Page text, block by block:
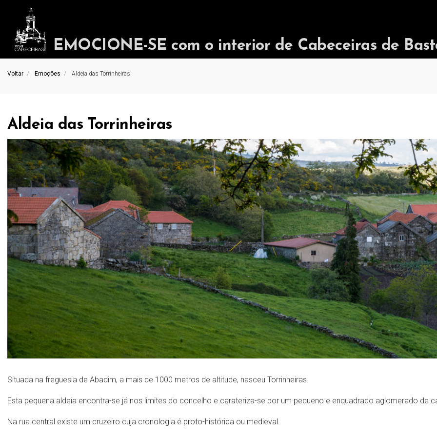
EMOCIONE-SE com o interior de Cabeceiras de
Voltar Emoções Aldeia das Torrinheiras
Aldeia das Torrinheiras
Situada na freguesia de Abadim, a mais de 1000 metros de altitude, nasceu Torrinheiras.
Esta pequena aldeia encontra-se já nos limites do concelho e carateriza-se por um pequeno e enquadrado aglomerado de
Na rua central existe um cruzeiro cuja cronologia é proto-histórica ou medieval.